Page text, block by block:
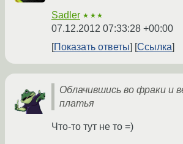
Sadler ★★★
07.12.2012 07:33:28 +00:00
Показать ответы
Ссылка
Облачившись во фраки и
платья
Что-то тут не то =)